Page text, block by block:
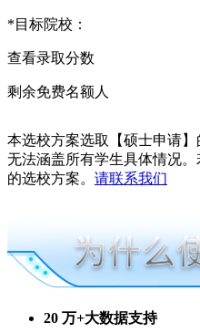
* 目标院校：
查看录取分数
剩余免费名额人
本选校方案选取【硕士申请】
无法涵盖所有学生具体情况
的选校方案。 请联系我们
20 万+大数据支持